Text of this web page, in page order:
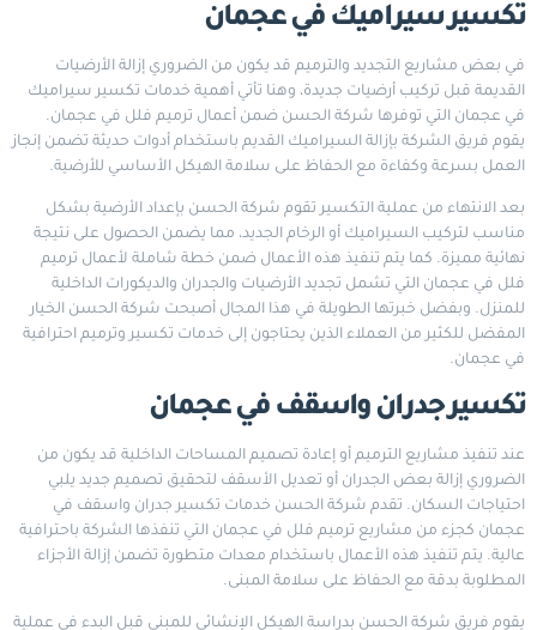
تكسير سيراميك في عجمان
في بعض مشاريع التجديد والترميم قد يكون من الضروري إزالة الأرضيات
القديمة قبل تركيب أرضيات جديدة، وهنا تأتي أهمية خدمات تكسير سيراميك
في عجمان التي توفرها شركة الحسن ضمن أعمال ترميم فلل في عجمان.
يقوم فريق الشركة بإزالة السيراميك القديم باستخدام أدوات حديثة تضمن إنجاز
العمل بسرعة وكفاءة مع الحفاظ على سلامة الهيكل الأساسي للأرضية.
بعد الانتهاء من عملية التكسير تقوم شركة الحسن بإعداد الأرضية بشكل
مناسب لتركيب السيراميك أو الرخام الجديد، مما يضمن الحصول على نتيجة
نهائية مميزة. كما يتم تنفيذ هذه الأعمال ضمن خطة شاملة لأعمال ترميم
فلل في عجمان التي تشمل تجديد الأرضيات والجدران والديكورات الداخلية
للمنزل. وبفضل خبرتها الطويلة في هذا المجال أصبحت شركة الحسن الخيار
المفضل للكثير من العملاء الذين يحتاجون إلى خدمات تكسير وترميم احترافية
في عجمان.
تكسير جدران واسقف في عجمان
عند تنفيذ مشاريع الترميم أو إعادة تصميم المساحات الداخلية قد يكون من
الضروري إزالة بعض الجدران أو تعديل الأسقف لتحقيق تصميم جديد يلبي
احتياجات السكان. تقدم شركة الحسن خدمات تكسير جدران واسقف في
عجمان كجزء من مشاريع ترميم فلل في عجمان التي تنفذها الشركة باحترافية
عالية. يتم تنفيذ هذه الأعمال باستخدام معدات متطورة تضمن إزالة الأجزاء
المطلوبة بدقة مع الحفاظ على سلامة المبنى.
يقوم فريق شركة الحسن بدراسة الهيكل الإنشائي للمبنى قبل البدء في عملية